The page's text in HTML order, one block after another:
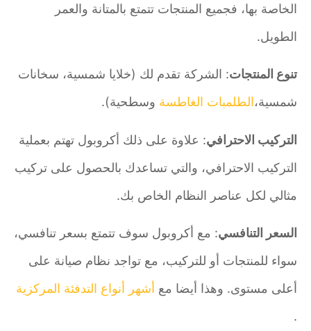
الخاصة بها، فجميع المنتجات تتمتع بالمتانة والعمر
الطويل.
تنوع المنتجات: الشركة تقدم لك (خلايا شمسية، سخانات
شمسية،الطلمبات الغاطسةوسطحية).
التركيب الاحترافي: علاوة على ذلك أكروبول تهتم بعملية
التركيب الاحترافي، والتي تساعدك بالحصول على تركيب
مثالي لكل عناصر النظام الخاص بك.
السعر التنافسي: مع أكروبول سوف تتمتع بسعر تنافسي،
سواء للمنتجات أو للتركيب، مع تواجد نظام صيانة على
أعلى مستوى. وهذا أيضا معأشهر أنواع التدفئة المركزية